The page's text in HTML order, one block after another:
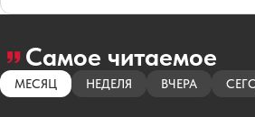
Самое читаемое
МЕСЯЦ НЕДЕЛЯ ВЧЕРА